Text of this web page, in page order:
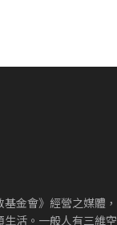
金會》經營之媒體，
活。一般人有三維空